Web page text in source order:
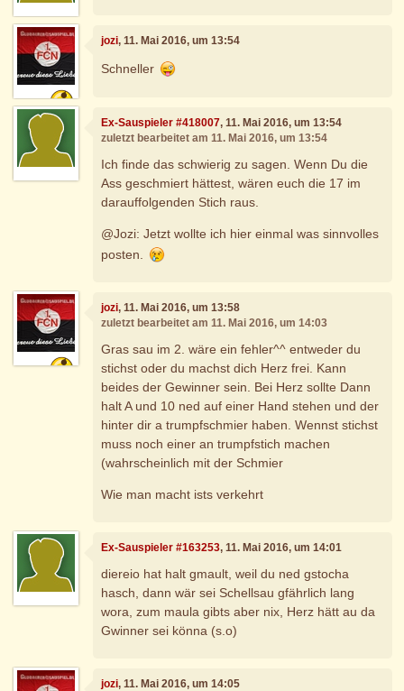
jozi, 11. Mai 2016, um 13:54
Schneller
Ex-Sauspieler #418007, 11. Mai 2016, um 13:54
zuletzt bearbeitet am 11. Mai 2016, um 13:54
Ich finde das schwierig zu sagen. Wenn Du die
Ass geschmiert hättest, wären euch die 17 im
darauffolgenden Stich raus.
@Jozi: Jetzt wollte ich hier einmal was sinnvolles
posten.
jozi, 11. Mai 2016, um 13:58
zuletzt bearbeitet am 11. Mai 2016, um 14:03
Gras sau im 2. wäre ein fehler^^ entweder du
stichst oder du machst dich Herz frei. Kann
beides der Gewinner sein. Bei Herz sollte Dann
halt A und 10 ned auf einer Hand stehen und der
hinter dir a trumpfschmier haben. Wennst stichst
muss noch einer an trumpfstich machen
(wahrscheinlich mit der Schmier
Wie man macht ists verkehrt
Ex-Sauspieler #163253, 11. Mai 2016, um 14:01
diereio hat halt gmault, weil du ned gstocha
hasch, dann wär sei Schellsau gfährlich lang
wora, zum maula gibts aber nix, Herz hätt au da
Gwinner sei könna (s.o)
jozi, 11. Mai 2016, um 14:05